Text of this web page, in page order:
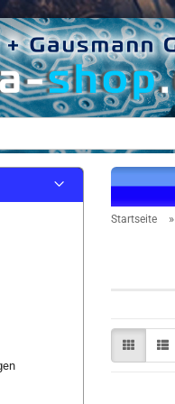
Startseite »